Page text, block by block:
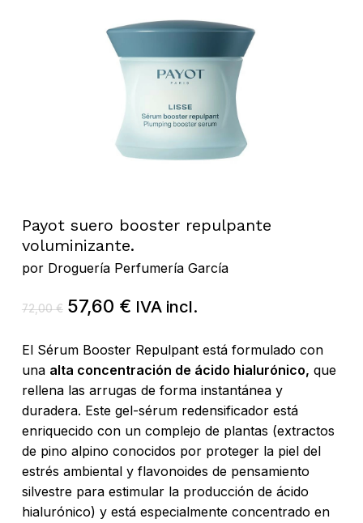
Payot suero booster repulpante
voluminizante.
por Droguería Perfumería García
72,00€ El
original
era:
72,00 €.
57,60 €El
actual
es:
57,60 €.
IVA incl.
El Sérum Booster Repulpant está formulado con
una alta concentración de ácido hialurónico, que
rellena las arrugas de forma instantánea y
duradera. Este gel-sérum redensificador está
enriquecido con un complejo de plantas (extractos
de pino alpino conocidos por proteger la piel del
estrés ambiental y flavonoides de pensamiento
silvestre para estimular la producción de ácido
hialurónico) y está especialmente concentrado en